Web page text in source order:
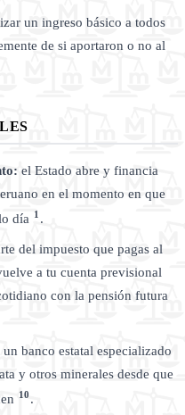
un ingreso básico a todos
de si aportaron o no al
el Estado abre y financia
en el momento en que
día 1 .
del impuesto que pagas al
a tu cuenta previsional
con la pensión futura
un banco estatal especializado
y otros minerales desde que
10 .